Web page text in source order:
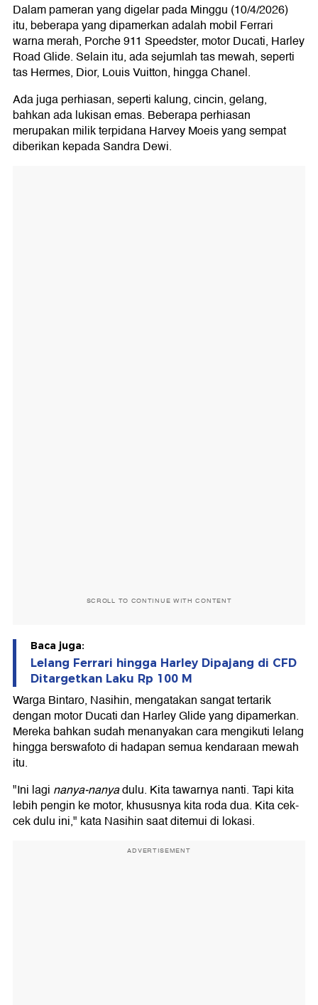
Dalam pameran yang digelar pada Minggu (10/4/2026)
itu, beberapa yang dipamerkan adalah mobil Ferrari
warna merah, Porche 911 Speedster, motor Ducati, Harley
Road Glide. Selain itu, ada sejumlah tas mewah, seperti
tas Hermes, Dior, Louis Vuitton, hingga Chanel.
Ada juga perhiasan, seperti kalung, cincin, gelang,
bahkan ada lukisan emas. Beberapa perhiasan
merupakan milik terpidana Harvey Moeis yang sempat
diberikan kepada Sandra Dewi.
SCROLL TO CONTINUE WITH CONTENT
Baca juga:
Lelang Ferrari hingga Harley Dipajang di CFD
Ditargetkan Laku Rp 100 M
Warga Bintaro, Nasihin, mengatakan sangat tertarik
dengan motor Ducati dan Harley Glide yang dipamerkan.
Mereka bahkan sudah menanyakan cara mengikuti lelang
hingga berswafoto di hadapan semua kendaraan mewah
itu.
"Ini lagi nanya-nanyadulu. Kita tawarnya nanti. Tapi kita
lebih pengin ke motor, khususnya kita roda dua. Kita cek-
cek dulu ini," kata Nasihin saat ditemui di lokasi.
ADVERTISEMENT